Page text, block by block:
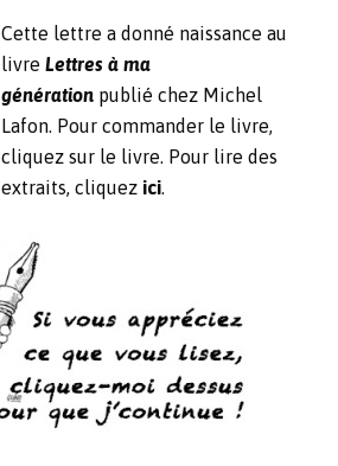
Cette lettre a donné naissance au
livre Lettres à ma
génération publié chez Michel
Lafon. Pour commander le livre,
cliquez sur le livre. Pour lire des
extraits, cliquez ici.